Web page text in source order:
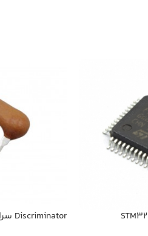
Discriminator سرامیکی 10.52MHZ